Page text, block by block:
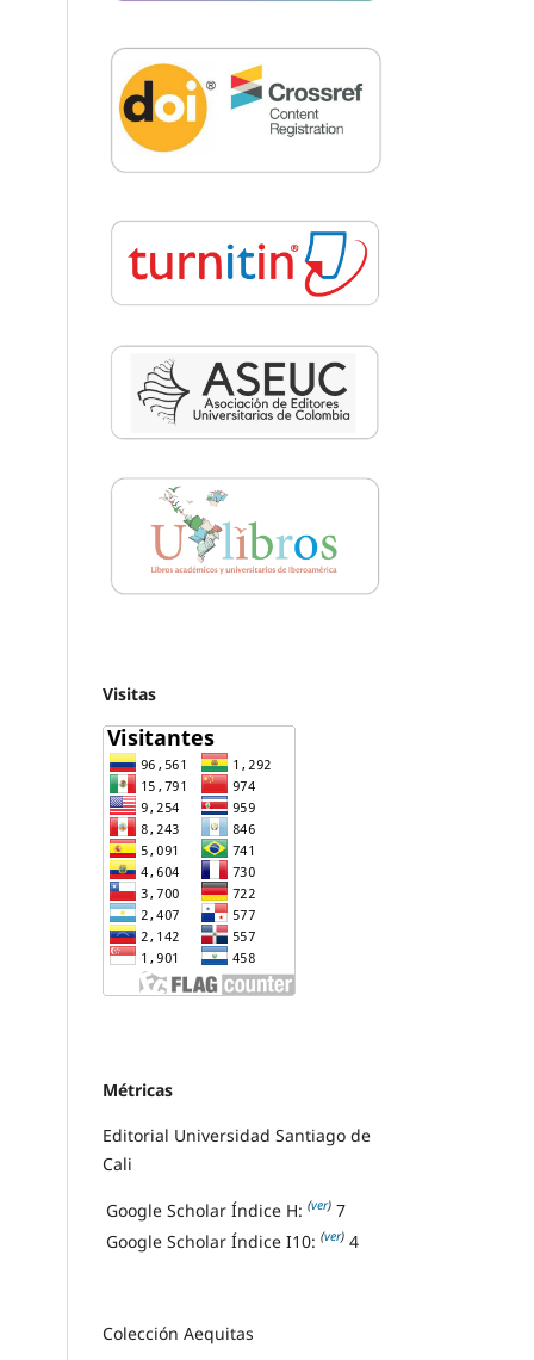
Visitas
Métricas
Editorial Universidad Santiago de
Cali
Google Scholar Índice H: (ver) 7
Google Scholar Índice I10: (ver) 4
Colección Aequitas